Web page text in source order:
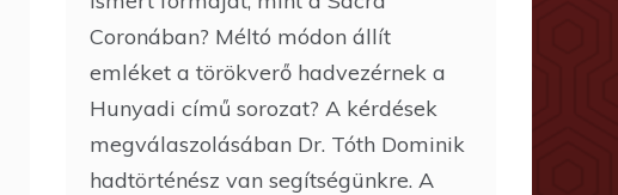
Coronában? Méltó módon állít
emléket a törökverő hadvezérnek a
Hunyadi című sorozat? A kérdések
megválaszolásában Dr. Tóth Dominik
hadtörténész van segítségünkre. A